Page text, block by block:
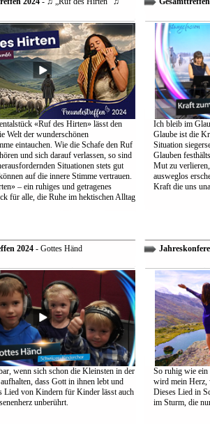
«Ruf des Hirten» lässt den
Welt der wunderschönen
eintauchen. Wie die Schafe den Ruf
und sich darauf verlassen, so sind
Situationen stets gut
auf die innere Stimme vertrauen.
– ein ruhiges und getragenes
für alle, die Ruhe im hektischen Alltag
Ich bleib im
Glaube ist die
Situation
Glauben
Mut zu
ausweglos
Kraft die uns
2024- Gottes Händ
wenn sich schon die Kleinsten in der
dass Gott in ihnen lebt und
Lied von Kindern für Kinder lässt auch
unberührt.
So ruhig wie ein
wird mein Herz,
Dieses Lied in
im Sturm, die